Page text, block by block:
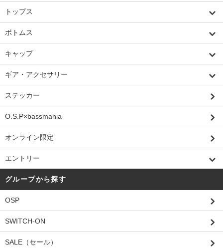
トップス
ボトムス
キャップ
ギア・アクセサリー
ステッカー
O.S.P×bassmania
オンライン限定
エントリー
グループから探す
OSP
SWITCH-ON
SALE（セール）